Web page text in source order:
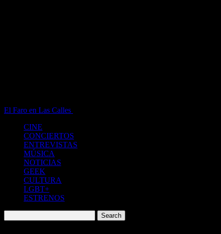
El Faro en Las Calles
CINE
CONCIERTOS
ENTREVISTAS
MÚSICA
NOTICIAS
GEEK
CULTURA
LGBT+
ESTRENOS